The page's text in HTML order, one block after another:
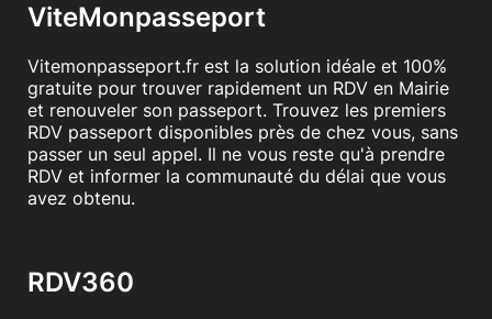
ViteMonpasseport
Vitemonpasseport.fr est la solution idéale et 100%
gratuite pour trouver rapidement un RDV en Mairie
et renouveler son passeport. Trouvez les premiers
RDV passeport disponibles près de chez vous, sans
passer un seul appel. Il ne vous reste qu'à prendre
RDV et informer la communauté du délai que vous
avez obtenu.
RDV360